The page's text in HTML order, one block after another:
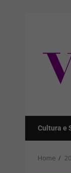
Cultura e
Home